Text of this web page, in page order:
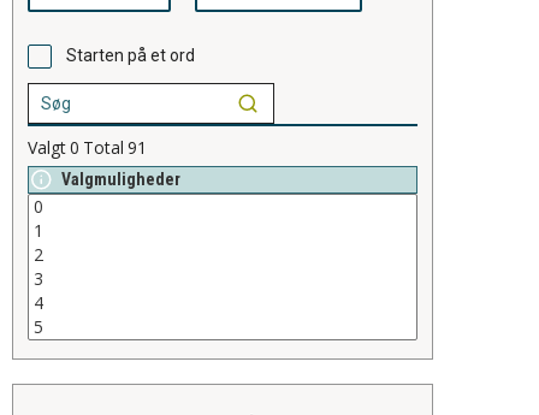
Starten på et ord
Valgt0 Total 91
Valgmuligheder